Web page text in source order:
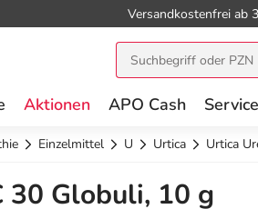
Versandkostenfrei ab
Aktionen APO Cash
Einzelmittel U Urtica Urtica
30 Globuli, 10 g